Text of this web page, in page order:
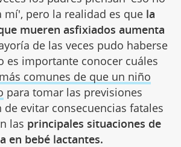
mí', pero la realidad es que la
mueren asfixiados aumenta
de las veces pudo haberse
es importante conocer cuáles
comunes de que un niño
para tomar las previsiones
de evitar consecuencias fatales
las principales situaciones de
en bebé lactantes.